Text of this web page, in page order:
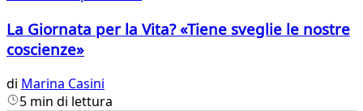
La Giornata per la Vita? «Tiene sveglie le nostre
coscienze»
di Marina Casini
5 min di lettura